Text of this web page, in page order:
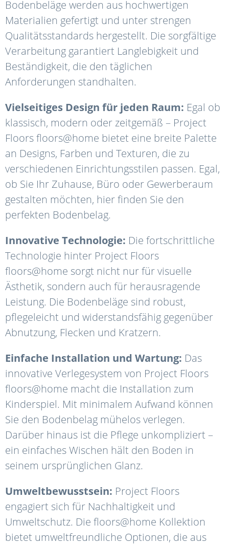
Bodenbeläge werden aus hochwertigen
Materialien gefertigt und unter strengen
Qualitätsstandards hergestellt. Die sorgfältige
Verarbeitung garantiert Langlebigkeit und
Beständigkeit, die den täglichen
Anforderungen standhalten.
Vielseitiges Design für jeden Raum: Egal ob
klassisch, modern oder zeitgemäß – Project
Floors floors@home bietet eine breite Palette
an Designs, Farben und Texturen, die zu
verschiedenen Einrichtungsstilen passen. Egal,
ob Sie Ihr Zuhause, Büro oder Gewerberaum
gestalten möchten, hier finden Sie den
perfekten Bodenbelag.
Innovative Technologie: Die fortschrittliche
Technologie hinter Project Floors
floors@home sorgt nicht nur für visuelle
Ästhetik, sondern auch für herausragende
Leistung. Die Bodenbeläge sind robust,
pflegeleicht und widerstandsfähig gegenüber
Abnutzung, Flecken und Kratzern.
Einfache Installation und Wartung: Das
innovative Verlegesystem von Project Floors
floors@home macht die Installation zum
Kinderspiel. Mit minimalem Aufwand können
Sie den Bodenbelag mühelos verlegen.
Darüber hinaus ist die Pflege unkompliziert –
ein einfaches Wischen hält den Boden in
seinem ursprünglichen Glanz.
Umweltbewusstsein: Project Floors
engagiert sich für Nachhaltigkeit und
Umweltschutz. Die floors@home Kollektion
bietet umweltfreundliche Optionen, die aus